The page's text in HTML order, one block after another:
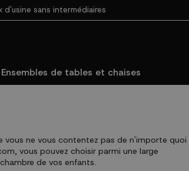
FRAIS avec SeQura
Ensembles de tables et chaises
ne vous contentez pas de n'importe quoi
vous pouvez choisir parmi une large
de vos enfants.